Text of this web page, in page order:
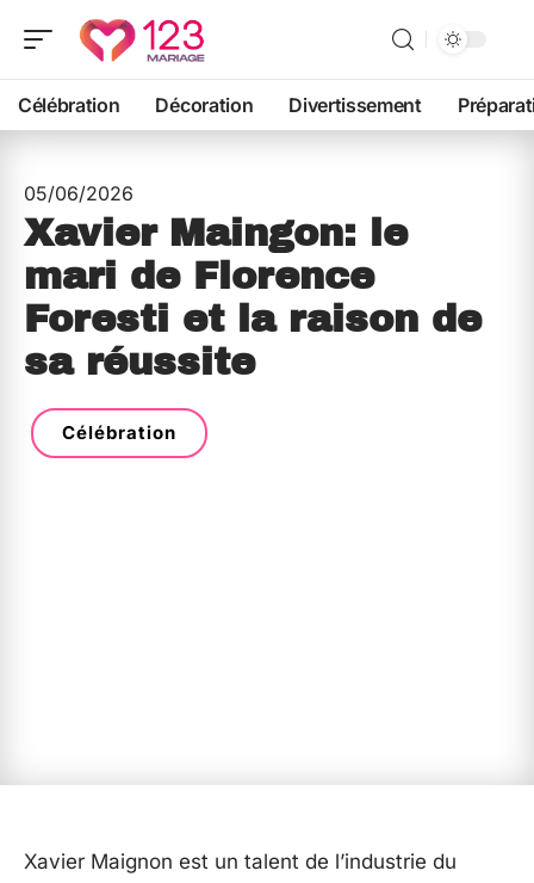
Célébration Décoration Divertissement
05/06/2026
Xavier Maingon: le
mari de Florence
Foresti et la raison de
sa réussite
Célébration
Xavier Maignon est un talent de l’industrie du